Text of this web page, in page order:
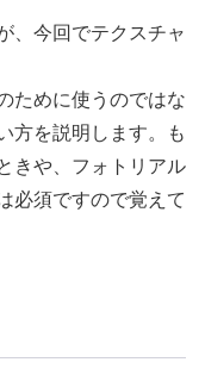
、今回でテクスチャ
ために使うのではな
方を説明します。も
きや、フォトリアル
必須ですので覚えて